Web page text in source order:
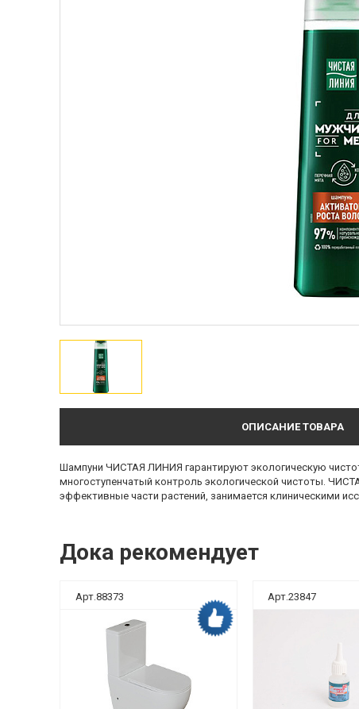
ОПИСАНИЕ ТОВАРА
Шампуни ЧИСТАЯ ЛИНИЯ гарантируют экологическую
многоступенчатый контроль экологической чистоты.
эффективные части растений, занимается клиническими
Дока рекомендует
Арт.88373 Арт.23847
Дока рекомендует